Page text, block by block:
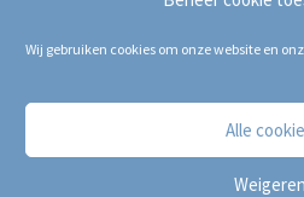
Wij gebruiken cookies om onze website en
Alle
Weigeren
Copyright Bij Cora 2025